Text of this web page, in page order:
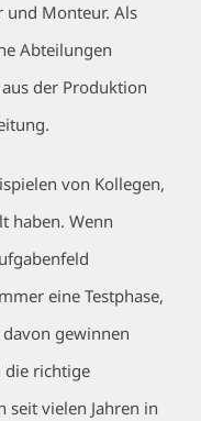
und Monteur. Als
Abteilungen
der Produktion
von Kollegen,
haben. Wenn
eine Testphase,
gewinnen
die richtige
seit vielen Jahren in